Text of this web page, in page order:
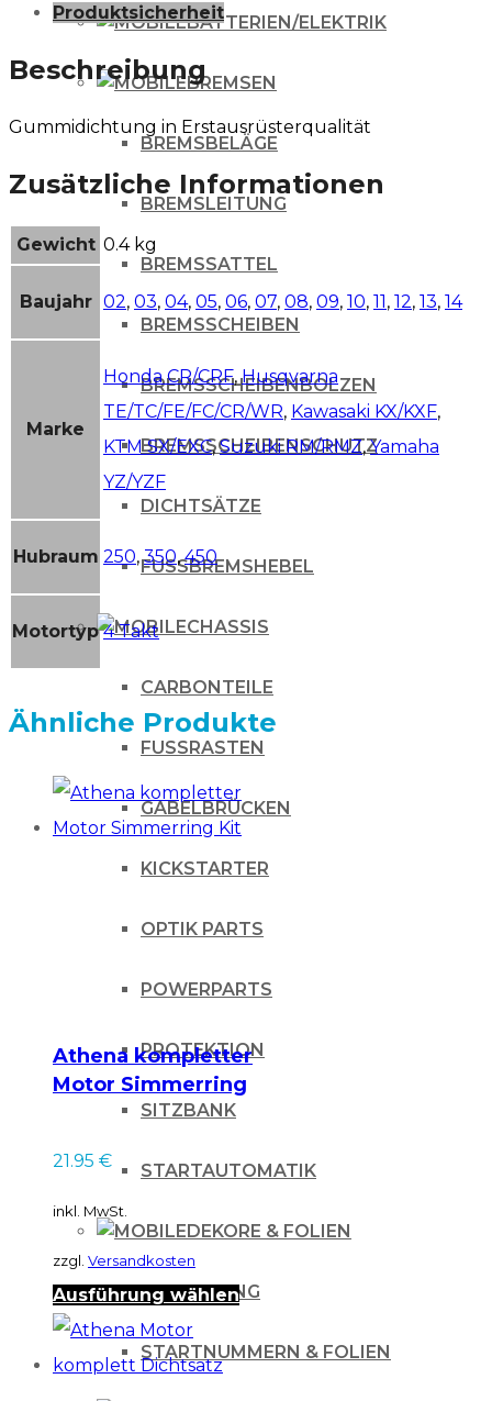
BATTERIEN/ELEKTRIK
BREMSEN
BREMSBELÄGE
BREMSLEITUNG
BREMSSATTEL
BREMSSCHEIBEN
BREMSSCHEIBENBOLZEN
BREMSSCHEIBENSCHUTZ
DICHTSÄTZE
FUSSBREMSHEBEL
CHASSIS
CARBONTEILE
FUSSRASTEN
GABELBRÜCKEN
KICKSTARTER
OPTIK PARTS
POWERPARTS
PROTEKTION
SITZBANK
STARTAUTOMATIK
DEKORE & FOLIEN
IHLE-RACING
STARTNUMMERN & FOLIEN
Produktsicherheit
Beschreibung
Gummidichtung in Erstausrüsterqualität
Zusätzliche Informationen
Gewicht 0.4 kg
Baujahr 02, 03, 04, 05, 06, 07, 08, 09, 10, 11, 12, 13, 14
Marke
Honda CR/CRF,Husqvarna
TE/TC/FE/FC/CR/WR, Kawasaki KX/KXF,
KTM SX/EXC,Suzuki RM/RMZ,Yamaha
YZ/YZF
Hubraum 250,350,450
Motortyp 4 Takt
Ähnliche Produkte
Athena kompletter
Motor Simmerring
21.95 €
inkl. MwSt.
zzgl. Versandkosten
Ausführung wählenDieses
weist